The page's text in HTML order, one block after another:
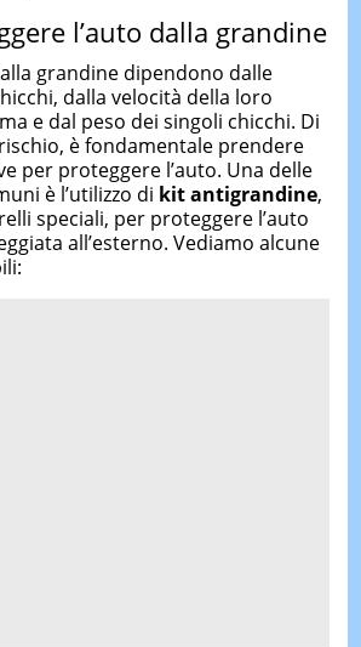
l’auto dalla grandine
grandine dipendono dalle
dalla velocità della loro
e dal peso dei singoli chicchi. Di
è fondamentale prendere
per proteggere l’auto. Una delle
è l’utilizzo di kit antigrandine,
speciali, per proteggere l’auto
all’esterno. Vediamo alcune